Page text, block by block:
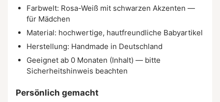
Farbwelt: Rosa-Weiß mit schwarzen Akzenten —
für Mädchen
Material: hochwertige, hautfreundliche Babyartikel
Herstellung: Handmade in Deutschland
Geeignet ab 0 Monaten (Inhalt) — bitte
Sicherheitshinweis beachten
Persönlich gemacht